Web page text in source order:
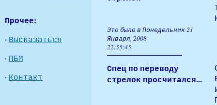
Прочее:
· Высказаться
· ПБМ
· Контакт
Это было в Понедельник 21
Января, 2008
22:55:45
Спец по переводу
стрелок просчитался...